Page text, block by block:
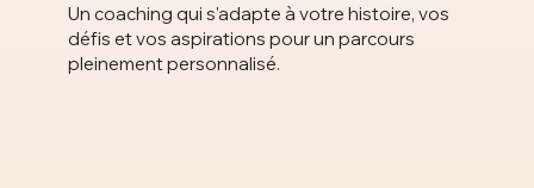
Un coaching qui s'adapte à votre histoire, vos
défis et vos aspirations pour un parcours
pleinement personnalisé.